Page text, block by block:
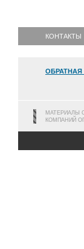
КОНТАКТЫ
ОБРАТНАЯ
МАТЕРИАЛЫ
КОМПАНИЙ